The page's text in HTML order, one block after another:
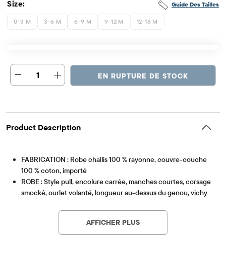
Guide Des Tailles
Size:
0-3 M 3-6 M 6-9 M 9-12 M 12-18 M
1 EN RUPTURE DE STOCK
Product Description
FABRICATION : Robe challis 100 % rayonne, couvre-couche
100 % coton, importé
ROBE : Style pull, encolure carrée, manches courtes, corsage
smocké, ourlet volanté, longueur au-dessus du genou, vichy
COUVRE-COUCHE : Ceinture élastiquée et ouvertures pour
Une partie de notre collection babyPLACE
AFFICHER PLUS